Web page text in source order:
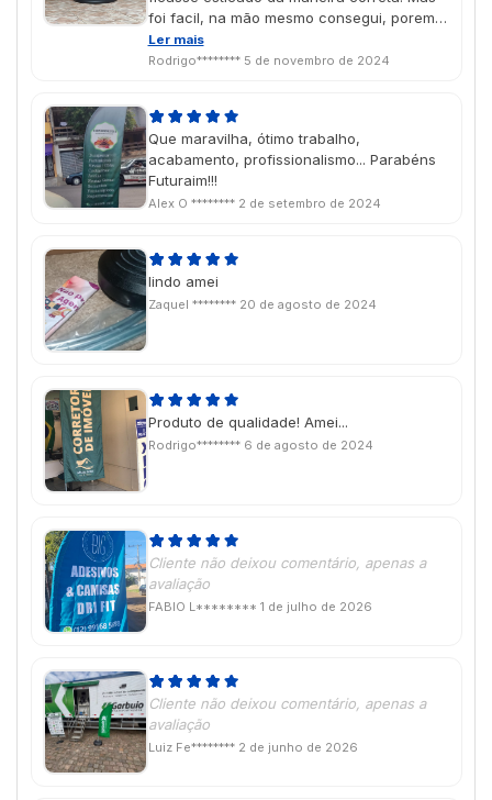
foi facil, na mão mesmo consegui, porem
se for enviado diretamente ao cliente,
pode ocasionar um transtorno, pois ficaria
feito e a impressão é linda.
Ler mais
Rodrigo******** 5 de novembro de 2024
Que maravilha, ótimo trabalho,
acabamento, profissionalismo... Parabéns
Futuraim!!!
Alex O ******** 2 de setembro de 2024
lindo amei
Zaquel ******** 20 de agosto de 2024
Produto de qualidade! Amei...
Rodrigo******** 6 de agosto de 2024
Cliente não deixou comentário, apenas a
avaliação
FABIO L******** 1 de julho de 2026
Cliente não deixou comentário, apenas a
avaliação
Luiz Fe******** 2 de junho de 2026